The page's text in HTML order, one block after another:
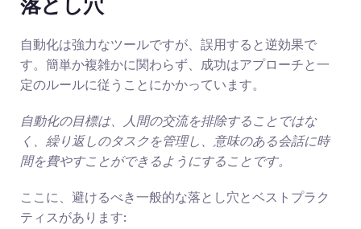
自動化は強力なツールですが、誤用すると逆効果で
す。簡単か複雑かに関わらず、成功はアプローチと一
定のルールに従うことにかかっています。
自動化の目標は、人間の交流を排除することではな
く、繰り返しのタスクを管理し、意味のある会話に時
間を費やすことができるようにすることです。
ここに、避けるべき一般的な落とし穴とベストプラク
ティスがあります: